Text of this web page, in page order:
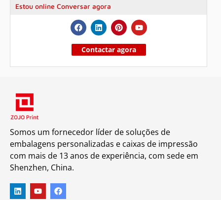
Estou online Conversar agora
Contactar agora
Somos um fornecedor líder de soluções de
embalagens personalizadas e caixas de impressão
com mais de 13 anos de experiência, com sede em
Shenzhen, China.